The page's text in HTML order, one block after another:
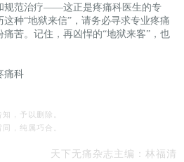
规范治疗——这正是疼痛科医生的专
种“地狱来信”，请务必寻求专业疼痛
苦。记住，再凶悍的“地狱来客”，也
痛科
，予以删除。
，纯属巧合。
天下无痛杂志 主编：林福清